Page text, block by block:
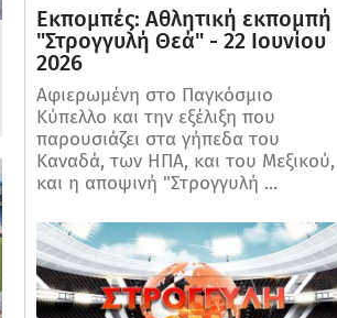
Εκπομπές: Αθλητική εκπομπή
"Στρογγυλή Θεά" - 22 Ιουνίου
2026
Αφιερωμένη στο Παγκόσμιο
Κύπελλο και την εξέλιξη που
παρουσιάζει στα γήπεδα του
Καναδά, των ΗΠΑ, και του Μεξικού,
και η αποψινή "Στρογγυλή ...